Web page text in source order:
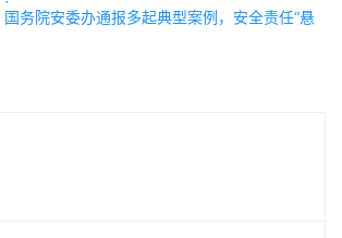
务院安委办通报多起典型案例，安全责任“悬